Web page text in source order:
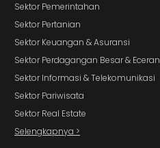
Sektor Pemerintahan
Sektor Pertanian
Sektor Keuangan & Asuransi
Sektor Perdagangan Besar & Eceran
Sektor Informasi & Telekomunikasi
Sektor Pariwisata
Sektor Real Estate
Selengkapnya >